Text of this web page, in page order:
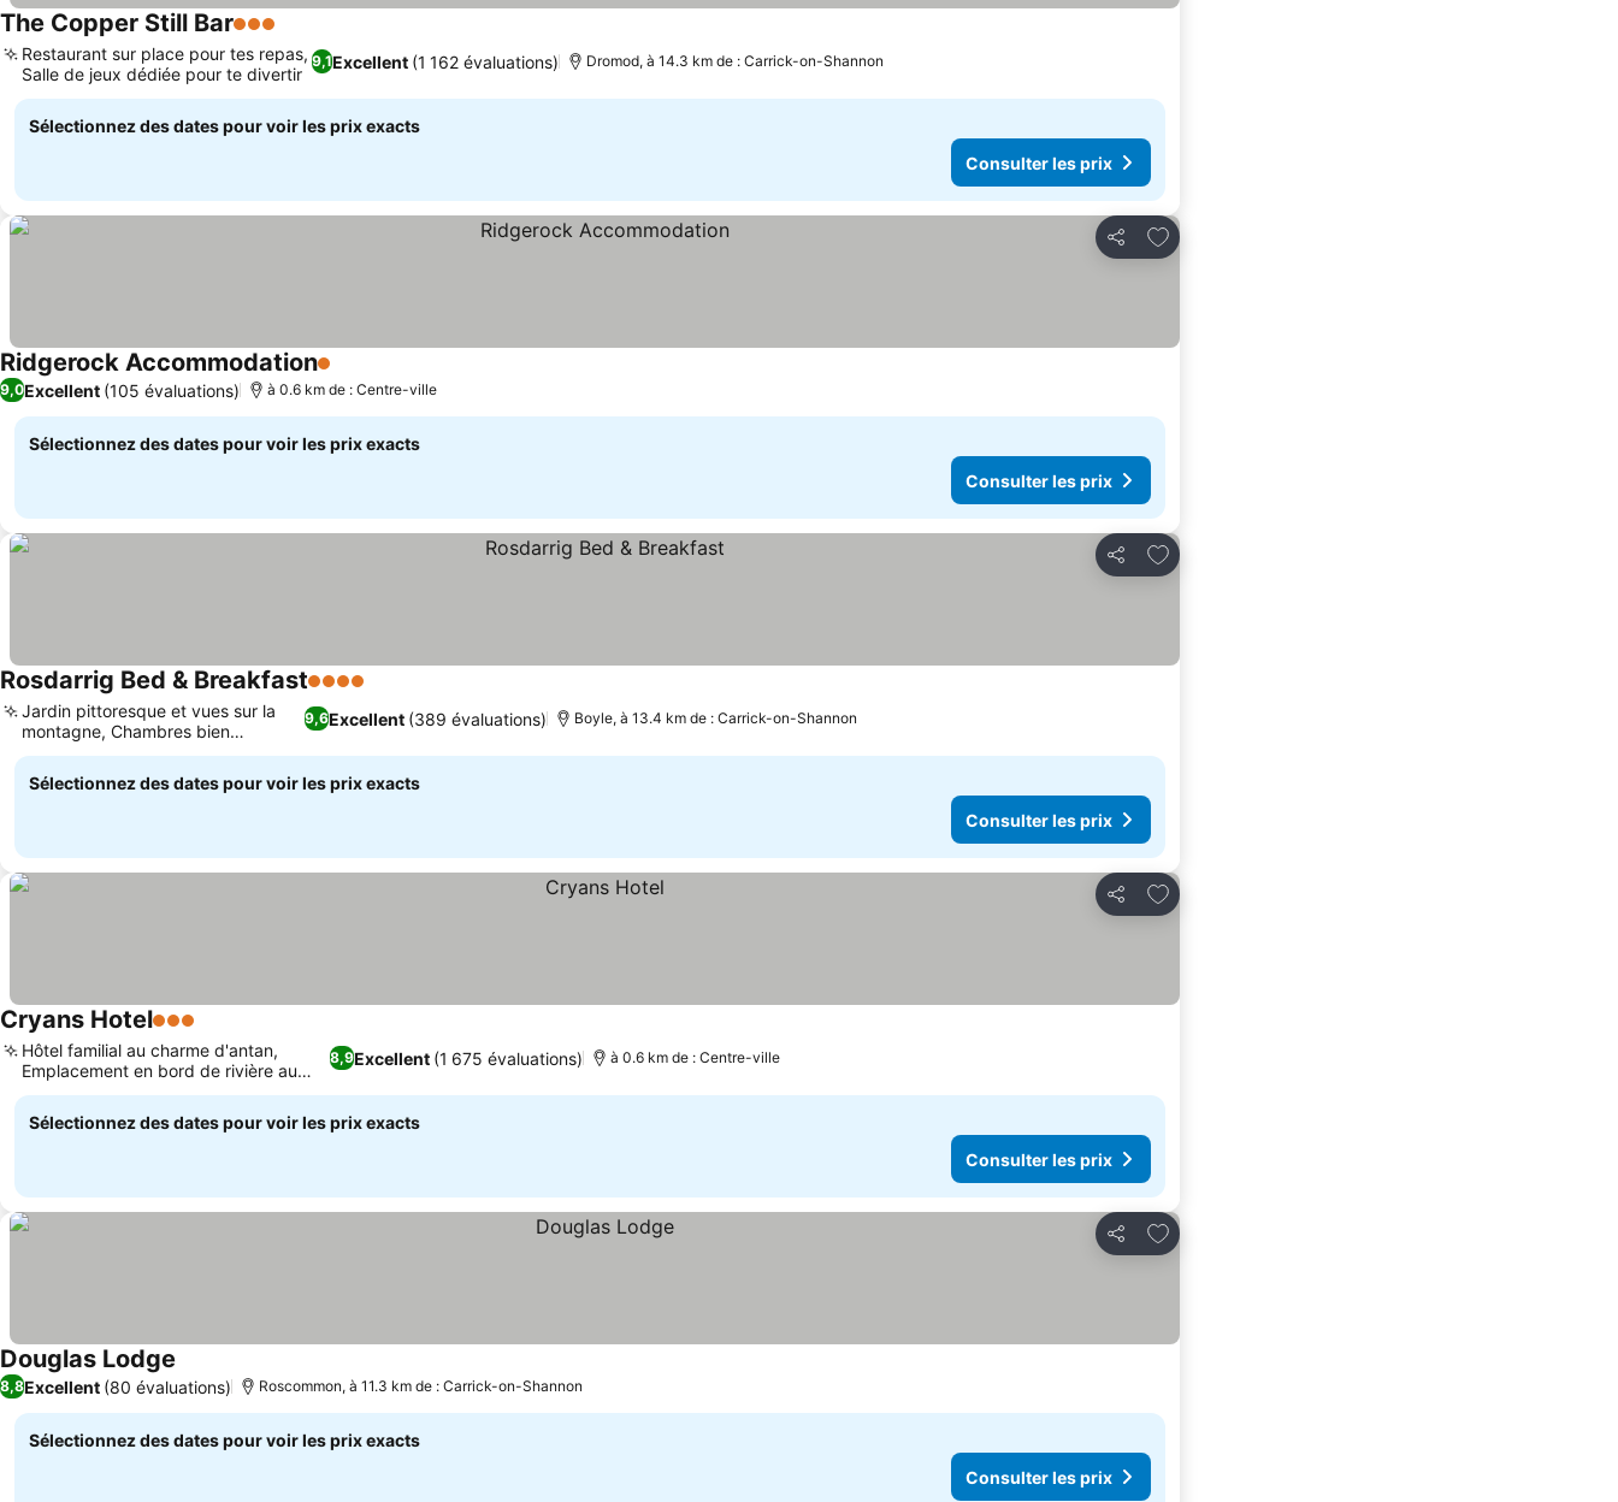
The Copper Still Bar3 Étoiles
9,1Excellent (1 162 évaluations)
Restaurant sur place pour tes repas,
Salle de jeux dédiée pour te divertir
Dromod, à 14.3 km de : Carrick-on-Shannon
Sélectionnez des dates pour voir les prix exacts
Consulter les prix
Partager
Ajouter à mes favoris
Ridgerock Accommodation1 Étoiles
9,0Excellent (105 évaluations) à 0.6 km de : Centre-ville
Sélectionnez des dates pour voir les prix exacts
Consulter les prix
Partager
Ajouter à mes favoris
Rosdarrig Bed & Breakfast4 Étoiles
9,6Excellent (389 évaluations)
Jardin pittoresque et vues sur la
montagne, Chambres bien
équipées
Boyle, à 13.4 km de : Carrick-on-Shannon
Sélectionnez des dates pour voir les prix exacts
Consulter les prix
Partager
Ajouter à mes favoris
Cryans Hotel3 Étoiles
8,9Excellent (1 675 évaluations)
Hôtel familial au charme d'antan,
Emplacement en bord de rivière au
centre-ville
à 0.6 km de : Centre-ville
Sélectionnez des dates pour voir les prix exacts
Consulter les prix
Partager
Ajouter à mes favoris
Douglas Lodge Consulter les prix
8,8Excellent (80 évaluations) Roscommon, à 11.3 km de : Carrick-on-Shannon
Sélectionnez des dates pour voir les prix exacts
Consulter les prix